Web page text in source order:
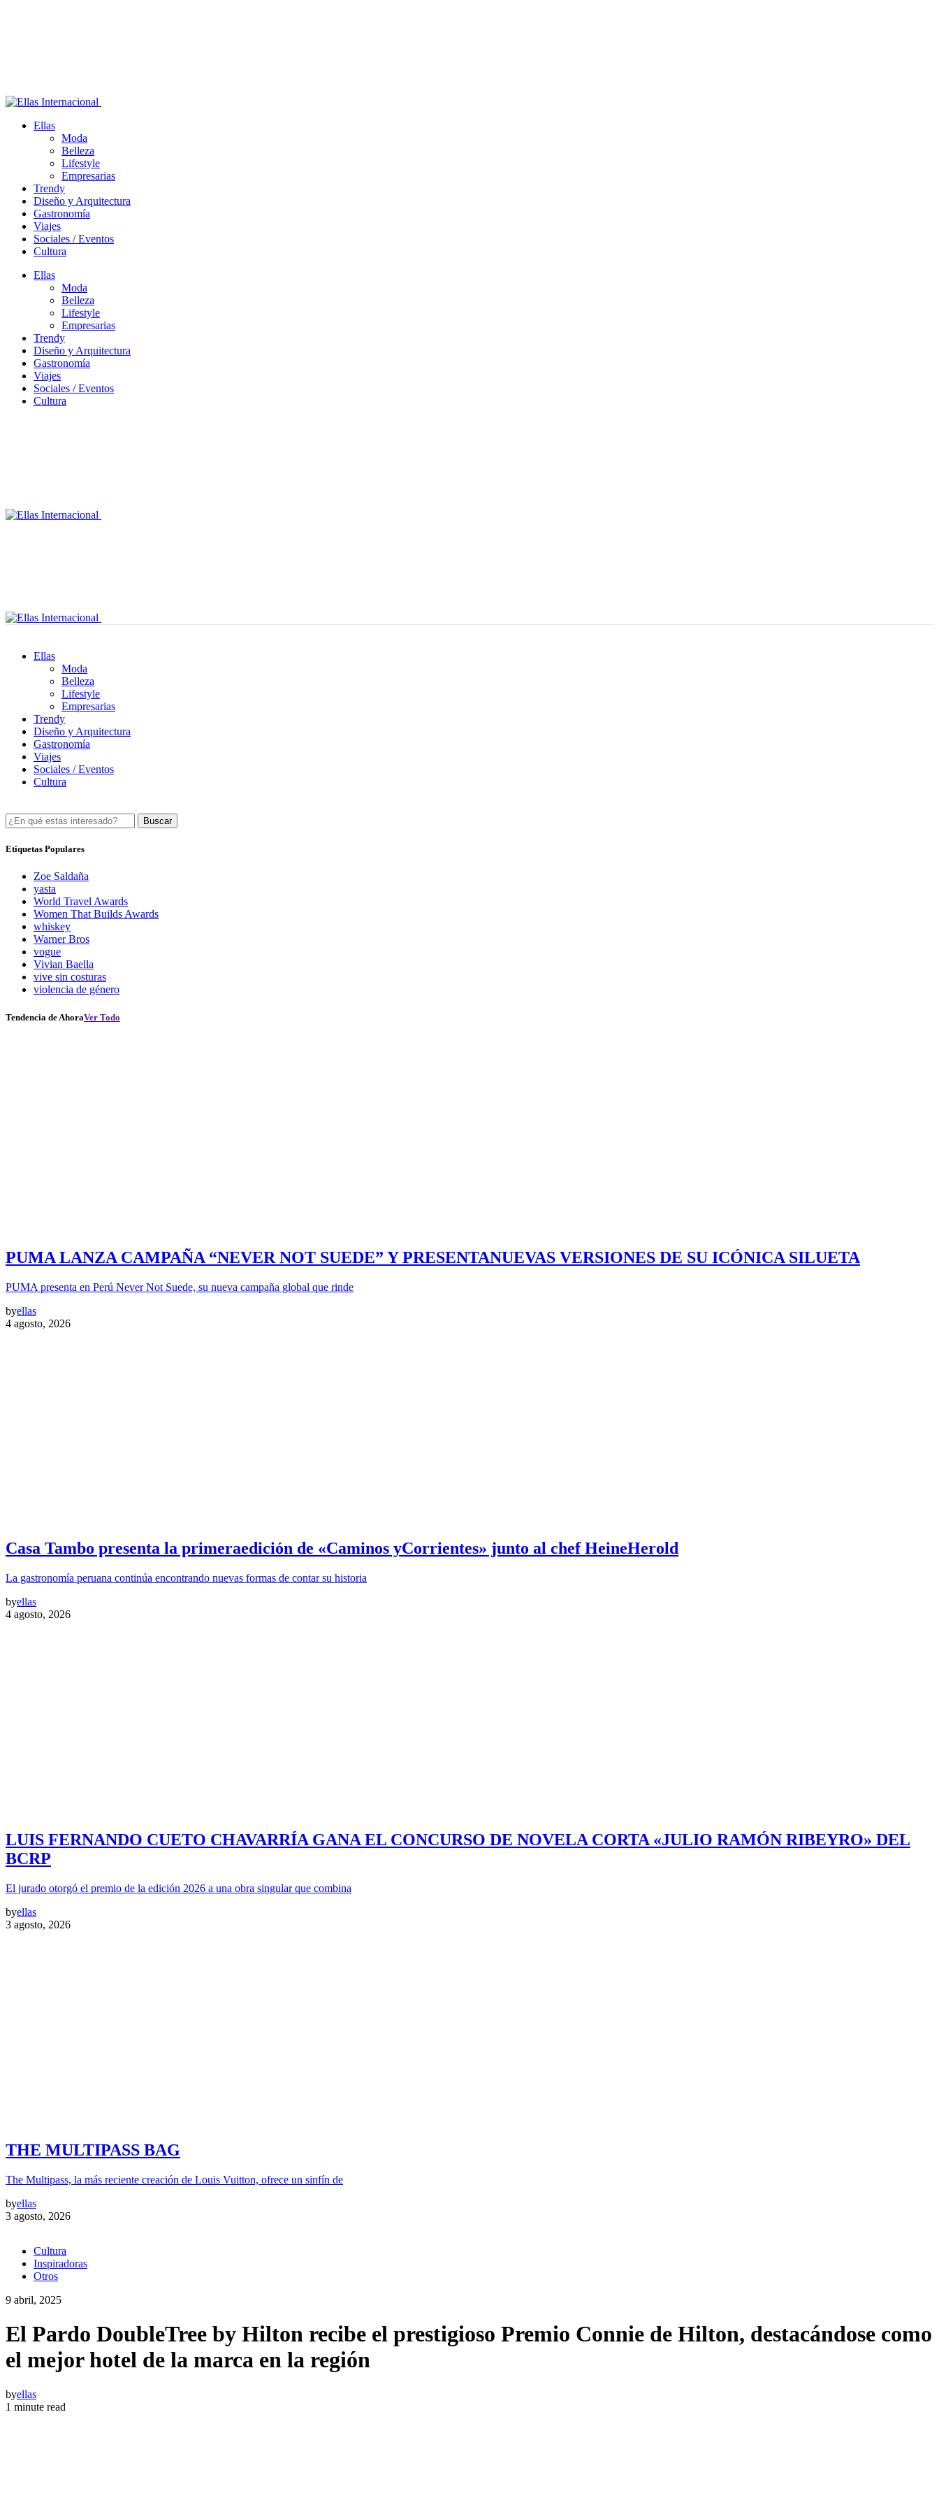
Ellas
Moda
Belleza
Lifestyle
Empresarias
Trendy
Diseño y Arquitectura
Gastronomía
Viajes
Sociales / Eventos
Cultura
Ellas
Moda
Belleza
Lifestyle
Empresarias
Trendy
Diseño y Arquitectura
Gastronomía
Viajes
Sociales / Eventos
Cultura
Ellas
Moda
Belleza
Lifestyle
Empresarias
Trendy
Diseño y Arquitectura
Gastronomía
Viajes
Sociales / Eventos
Cultura
Buscar
Etiquetas Populares
Zoe Saldaña
yasta
World Travel Awards
Women That Builds Awards
whiskey
Warner Bros
vogue
Vivian Baella
vive sin costuras
violencia de género
Tendencia de AhoraVer Todo
PUMA LANZA CAMPAÑA “NEVER NOT SUEDE” Y PRESENTANUEVAS VERSIONES DE SU ICÓNICA SILUETA
PUMA presenta en Perú Never Not Suede, su nueva campaña global que rinde
byellas
4 agosto, 2026
Casa Tambo presenta la primeraedición de «Caminos yCorrientes» junto al chef HeineHerold
La gastronomía peruana continúa encontrando nuevas formas de contar su historia
byellas
4 agosto, 2026
LUIS FERNANDO CUETO CHAVARRÍA GANA EL CONCURSO DE NOVELA CORTA «JULIO RAMÓN RIBEYRO» DEL
BCRP
El jurado otorgó el premio de la edición 2026 a una obra singular que combina
byellas
3 agosto, 2026
THE MULTIPASS BAG
The Multipass, la más reciente creación de Louis Vuitton, ofrece un sinfín de
byellas
3 agosto, 2026
Cultura
Inspiradoras
Otros
9 abril, 2025
El Pardo DoubleTree by Hilton recibe el prestigioso Premio Connie de Hilton, destacándose como
el mejor hotel de la marca en la región
byellas
1 minute read